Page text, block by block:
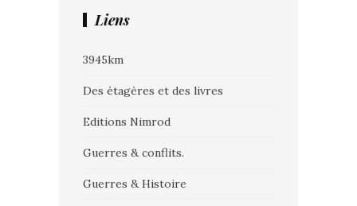
Liens
3945km
Des étagères et des livres
Editions Nimrod
Guerres & conflits.
Guerres & Histoire